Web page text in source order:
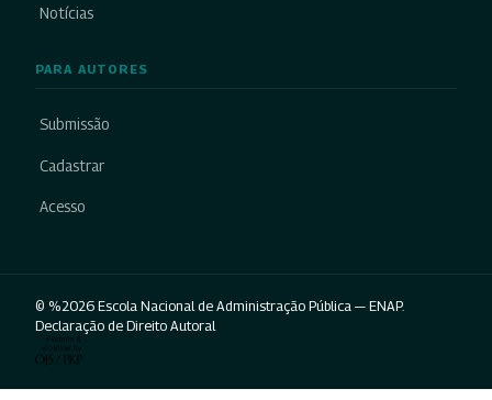
Notícias
PARA AUTORES
Submissão
Cadastrar
Acesso
© %2026 Escola Nacional de Administração Pública — ENAP.
Declaração de Direito Autoral